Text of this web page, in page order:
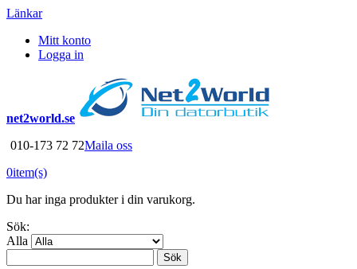
Länkar
Mitt konto
Logga in
net2world.se
010-173 72 72Maila oss
0item(s)
Du har inga produkter i din varukorg.
Sök:
Alla
Sök